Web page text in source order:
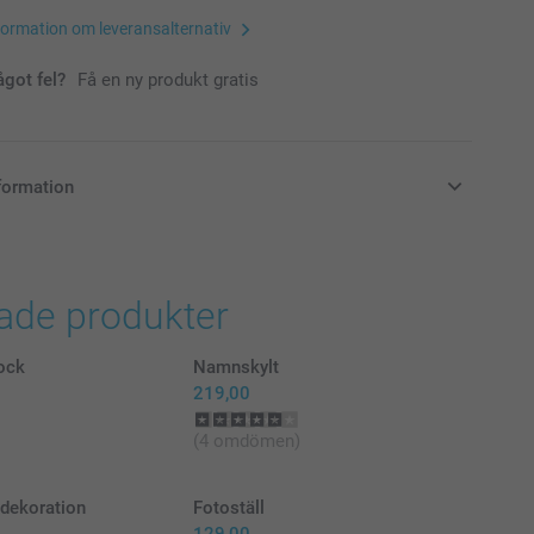
om leveransalternativ
fel? Få en ny produkt gratis
produkter
Namnskylt
219,00
(4 omdömen)
Fotoställ